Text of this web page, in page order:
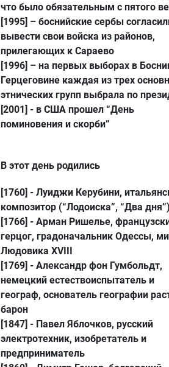
что было обязательным с пятого
[1995] – боснийские сербы
вывести свои войска из районов,
прилегающих к Сараево
[1996] – на первых выборах в
Герцеговине каждая из трех
этнических групп выбрала по
[2001] - в США прошел “День
поминовения и скорби”
В этот день родились
[1760] - Луиджи Керубини,
композитор (“Лодоиска”, “Два дня”)
[1766] - Арман Ришелье,
герцог, градоначальник Одессы,
Людовика XVIII
[1769] - Александр фон Гумбольдт,
немецкий естествоиспытатель и
географ, основатель географии
барон
[1847] - Павел Яблочков, русский
электротехник, изобретатель и
предприниматель